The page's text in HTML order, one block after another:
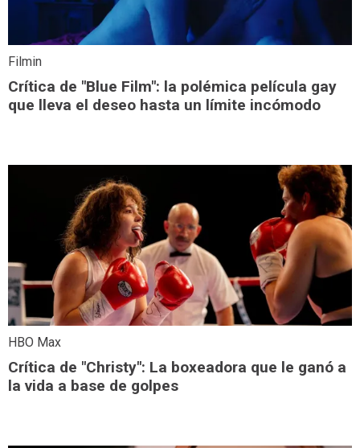
Filmin
Crítica de "Blue Film": la polémica película gay
que lleva el deseo hasta un límite incómodo
HBO Max
Crítica de "Christy": La boxeadora que le ganó a
la vida a base de golpes